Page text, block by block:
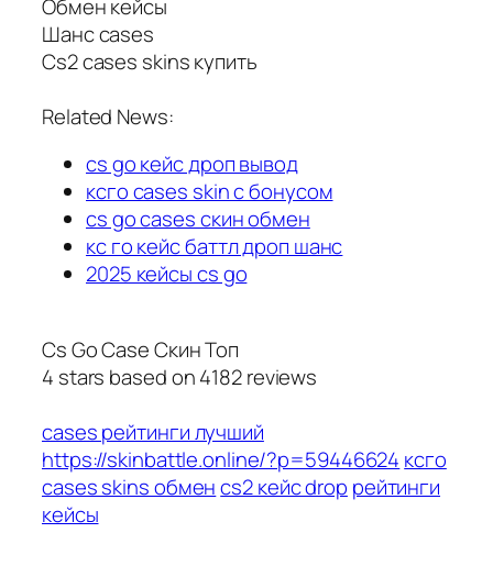
Обмен кейсы
Шанс cases
Cs2 cases skins купить
Related News:
cs go кейс дроп вывод
ксго cases skin с бонусом
cs go cases скин обмен
кс го кейс баттл дроп шанс
2025 кейсы cs go
Cs Go Case Скин Топ
4 stars based on4182reviews
cases рейтинги лучший
https://skinbattle.online/?p=59446624 ксго
cases skins обмен cs2 кейс drop рейтинги
кейсы